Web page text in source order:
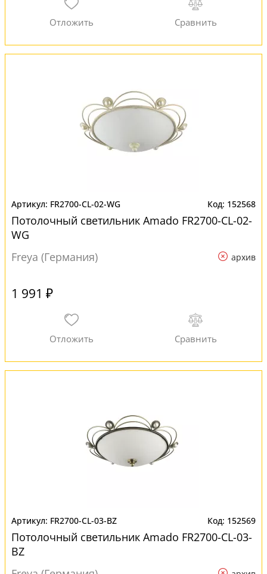
FR2700-CL-02-WG 152568
Потолочный светильник Amado FR2700-CL-02-
WG
Freya (Германия)
архив
1 991 ₽
FR2700-CL-03-BZ 152569
Потолочный светильник Amado FR2700-CL-03-
BZ